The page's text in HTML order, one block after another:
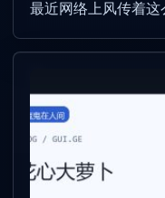
最近网络上风传着